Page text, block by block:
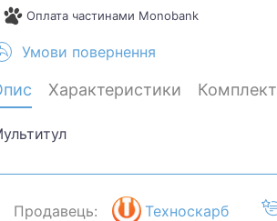
Оплата частинами Monobank
Умови повернення
Характеристики Комплект
Продавець:
Техноскарб